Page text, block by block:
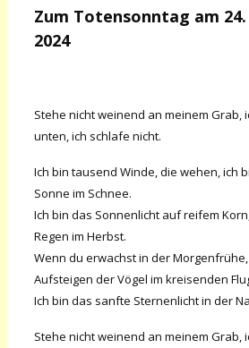
Zum Totensonntag am
2024
Stehe nicht weinend an meinem Grab,
unten, ich schlafe nicht.
Ich bin tausend Winde, die wehen, ich
Sonne im Schnee.
Ich bin das Sonnenlicht auf reifem
Regen im Herbst.
Wenn du erwachst in der
Aufsteigen der Vögel im kreisenden
Ich bin das sanfte Sternenlicht in der
Stehe nicht weinend an meinem Grab,